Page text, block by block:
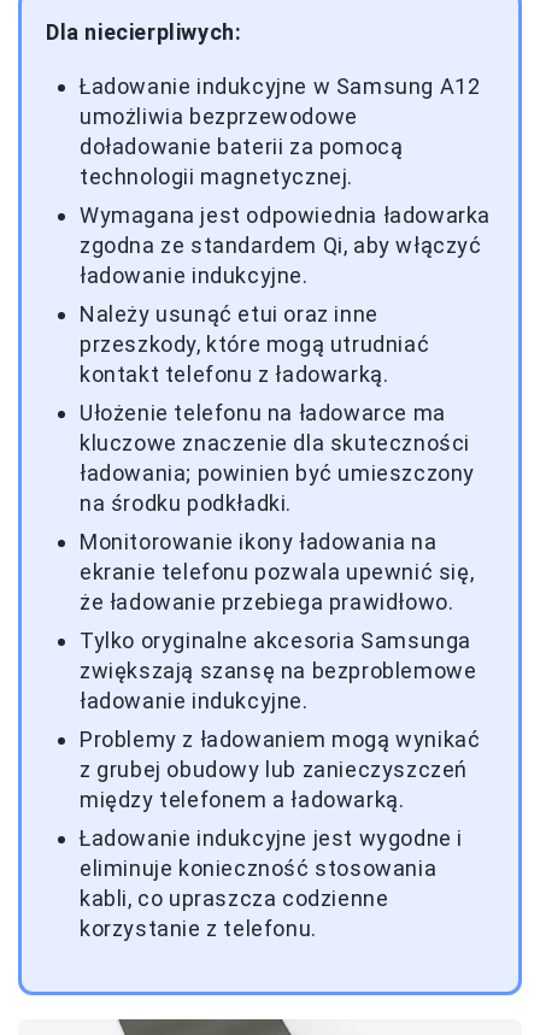
Dla niecierpliwych:
Ładowanie indukcyjne w Samsung A12
umożliwia bezprzewodowe
doładowanie baterii za pomocą
technologii magnetycznej.
Wymagana jest odpowiednia ładowarka
zgodna ze standardem Qi, aby włączyć
ładowanie indukcyjne.
Należy usunąć etui oraz inne
przeszkody, które mogą utrudniać
kontakt telefonu z ładowarką.
Ułożenie telefonu na ładowarce ma
kluczowe znaczenie dla skuteczności
ładowania; powinien być umieszczony
na środku podkładki.
Monitorowanie ikony ładowania na
ekranie telefonu pozwala upewnić się,
że ładowanie przebiega prawidłowo.
Tylko oryginalne akcesoria Samsunga
zwiększają szansę na bezproblemowe
ładowanie indukcyjne.
Problemy z ładowaniem mogą wynikać
z grubej obudowy lub zanieczyszczeń
między telefonem a ładowarką.
Ładowanie indukcyjne jest wygodne i
eliminuje konieczność stosowania
kabli, co upraszcza codzienne
korzystanie z telefonu.